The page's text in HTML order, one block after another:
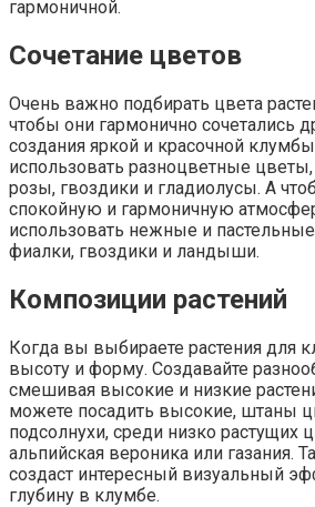
гармоничной.
Сочетание цветов
Очень важно подбирать цвета
чтобы они гармонично сочетались
создания яркой и красочной
использовать разноцветные цветы,
розы, гвоздики и гладиолусы. А
спокойную и гармоничную
использовать нежные и пастельные
фиалки, гвоздики и ландыши.
Композиции растений
Когда вы выбираете растения для
высоту и форму. Создавайте
смешивая высокие и низкие
можете посадить высокие, штаны
подсолнухи, среди низко растущих
альпийская вероника или газания.
создаст интересный визуальный
глубину в клумбе.